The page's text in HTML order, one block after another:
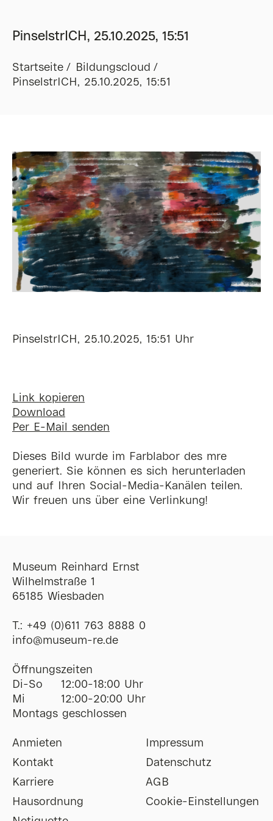
PinselstrICH, 25.10.2025, 15:51
Startseite
Bildungscloud
PinselstrICH, 25.10.2025, 15:51
PinselstrICH, 25.10.2025, 15:51 Uhr
Link kopieren
Download
Per E-Mail senden
Dieses Bild wurde im Farblabor des mre
generiert. Sie können es sich herunterladen
und auf Ihren Social-Media-Kanälen teilen.
Wir freuen uns über eine Verlinkung!
Museum Reinhard Ernst
Wilhelmstraße 1
65185 Wiesbaden
T.: +49 (0)611 763 8888 0
ofni@museum-re de
Öffnungszeiten
Di-So
12:00-18:00 Uhr
Mi
12:00-20:00 Uhr
Montags geschlossen
Anmieten
Kontakt
Karriere
Hausordnung
Impressum
Datenschutz
AGB
Cookie-Einstellungen